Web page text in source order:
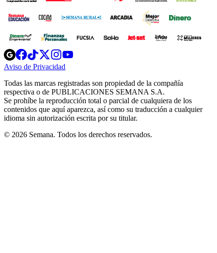
Opens
in
new
Opens
in
new
Opens
in
new
window
Opens
new
windowwindow
Aviso de Privacidad
new
window
Todas las marcas registradas son propiedad de la compañía
respectiva o de PUBLICACIONES SEMANA S.A.
Se prohíbe la reproducción total o parcial de cualquiera de los
contenidos que aquí aparezca, así como su traducción a cualquier
idioma sin autorización escrita por su titular.
© 2026 Semana. Todos los derechos reservados.